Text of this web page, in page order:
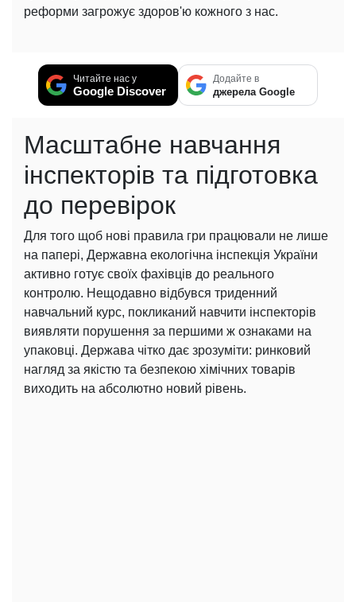
реформи загрожує здоров'ю кожного з нас.
Читайте нас у
Google Discover
Додайте в
джерела Google
Масштабне навчання
інспекторів та підготовка
до перевірок
Для того щоб нові правила гри працювали не лише
на папері, Державна екологічна інспекція України
активно готує своїх фахівців до реального
контролю. Нещодавно відбувся триденний
навчальний курс, покликаний навчити інспекторів
виявляти порушення за першими ж ознаками на
упаковці. Держава чітко дає зрозуміти: ринковий
нагляд за якістю та безпекою хімічних товарів
виходить на абсолютно новий рівень.